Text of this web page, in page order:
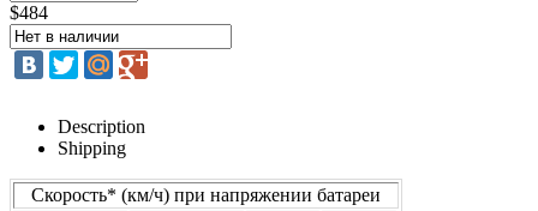
$484
Description
Shipping
Скорость* (км/ч) при напряжении батареи